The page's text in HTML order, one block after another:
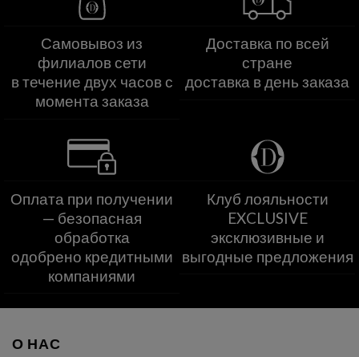
Самовывоз из
филиалов сети
в течение двух часов с
момента заказа
Доставка по всей
стране
доставка в день заказа
Оплата при получении
— безопасная
обработка
одобрено кредитными
компаниями
Клуб лояльности
EXCLUSIVE
эксклюзивные и
выгодные предложения
О НАС